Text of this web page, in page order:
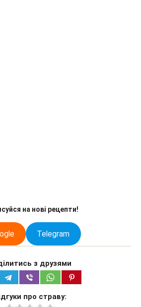
на нові рецепти!
Telegram
з друзями
про страву: